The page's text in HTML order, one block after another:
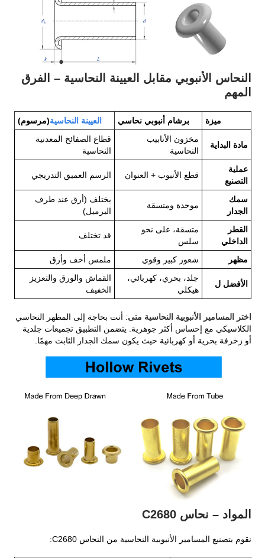
النحاس الأنبوبي مقابل العيينة النحاسية – الفرق
المهم
ميزة برشام أنبوبي نحاسي العيينة النحاسية(مرسوم)
مادة البداية
مخزون الأنابيب
النحاسية
قطاع الصفائح المعدنية
النحاسية
عملية
التصنيع
قطع الأنبوب + العنوان الرسم العميق التدريجي
سمك
الجدار
موحدة ومتسقة
يختلف (أرق عند طرف
البرميل)
القطر
الداخلي
متسقة، على نحو
سلس
قد تختلف
مظهر شعور كبير وقوي ملمس أخف وأرق
الأفضل ل
جلد، بحري، كهربائي،
هيكلي
القماش والورق والتعزيز
الخفيف
اختر المسامير الأنبوبية النحاسية متى: أنت بحاجة إلى المظهر النحاسي
الكلاسيكي مع إحساس أكثر جوهرية. يتضمن التطبيق تجميعات جلدية
أو زخرفة بحرية أو كهربائية حيث يكون سمك الجدار الثابت مهمًا.
المواد – نحاس C2680
نقوم بتصنيع المسامير الأنبوبية النحاسية من النحاس C2680: